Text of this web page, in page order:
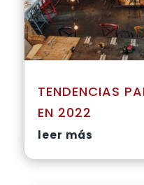
TENDENCIAS
EN 2022
leer más